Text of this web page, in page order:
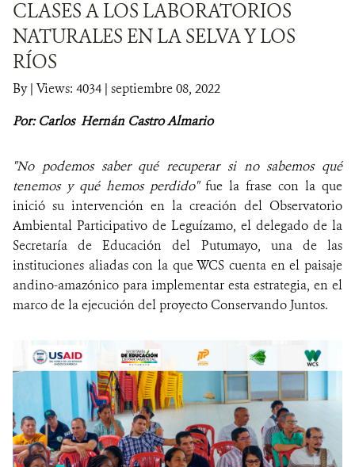
NOTICIAS
COBERTURA EN MEDIOS DE COMUNICACIÓN
MECANISMO DE ATENCIÓN DE QUEJAS Y RECLAMOS
CLASES A LOS LABORATORIOS
NATURALES EN LA SELVA Y LOS
RÍOS
By| Views: 4034 | septiembre 08, 2022
Por: Carlos Hernán Castro Almario
"No podemos saber qué recuperar si no sabemos qué
tenemos y qué hemos perdido"fue la frase con la que
inició su intervención en la creación del Observatorio
Ambiental Participativo de Leguízamo, el delegado de la
Secretaría de Educación del Putumayo, una de las
instituciones aliadas con la que WCS cuenta en el paisaje
andino-amazónico para implementar esta estrategia, en el
marco de la ejecución del proyecto Conservando Juntos.